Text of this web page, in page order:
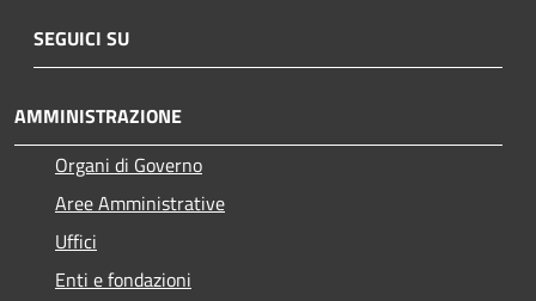
SEGUICI SU
AMMINISTRAZIONE
Organi di Governo
Aree Amministrative
Uffici
Enti e fondazioni